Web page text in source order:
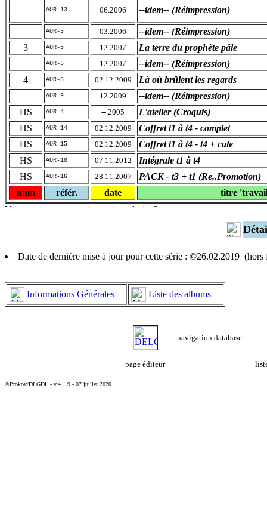
AUR-13 06.2006 --idem-- (Réimpression)
AUR-3 03.2006
--idem-- (Réimpression)
3
AUR-5 12.2007 La terre du prophète pâle
AUR-6 12.2007
--idem-- (Réimpression)
4
AUR-8 02.12.2009 Là où brûlent les regards
AUR-9 12.2009
--idem-- (Réimpression)
HS
AUR-4 --.2005
L'atelier (Croquis)
HS
AUR-14 02.12.2009
Coffret t1 à t4 - complet
HS
AUR-15 02.12.2009
Coffret t1 à t4 - t4 + cale
HS
AUR-10 07.11.2012
Intégrale t1 à t4
HS
AUR-16 28.11.2007
PACK - t3 + t1 (Re..Promotion)
num
référ. date titre
Date de dernière mise à jour pour cette série : ©26.02.2019 (hors
Informations Générales Liste des albums
navigation database
page éditeur
©Prokov/DLGDL - v.4.1.9 - 07 juillet 2020